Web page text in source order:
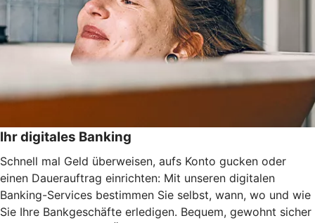
Ihr digitales Banking
Schnell mal Geld überweisen, aufs Konto gucken oder
einen Dauerauftrag einrichten: Mit unseren digitalen
Banking-Services bestimmen Sie selbst, wann, wo und wie
Sie Ihre Bankgeschäfte erledigen. Bequem, gewohnt sicher